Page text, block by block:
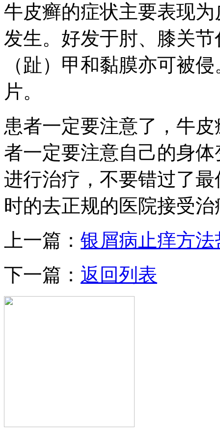
牛皮癣的症状主要表现
发生。好发于肘、膝关
（趾）甲和黏膜亦可被
片。
患者一定要注意了，牛
者一定要注意自己的身
进行治疗，不要错过了
时的去正规的医院接受
上一篇： 银屑病止痒方法
下一篇： 返回列表